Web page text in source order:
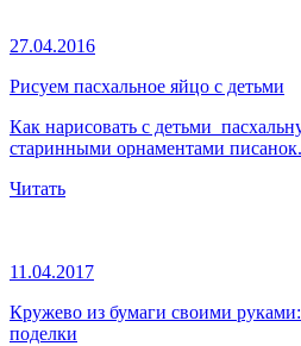
27.04.2016
Рисуем пасхальное яйцо с детьми
Как нарисовать с детьми
старинными орнаментами писанок.
Читать
11.04.2017
Кружево из бумаги своими
поделки